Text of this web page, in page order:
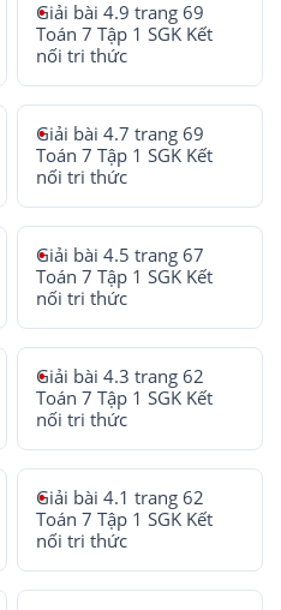
Giải bài 4.9 trang 69
Toán 7 Tập 1 SGK Kết
nối tri thức
Giải bài 4.7 trang 69
Toán 7 Tập 1 SGK Kết
nối tri thức
Giải bài 4.5 trang 67
Toán 7 Tập 1 SGK Kết
nối tri thức
Giải bài 4.3 trang 62
Toán 7 Tập 1 SGK Kết
nối tri thức
Giải bài 4.1 trang 62
Toán 7 Tập 1 SGK Kết
nối tri thức